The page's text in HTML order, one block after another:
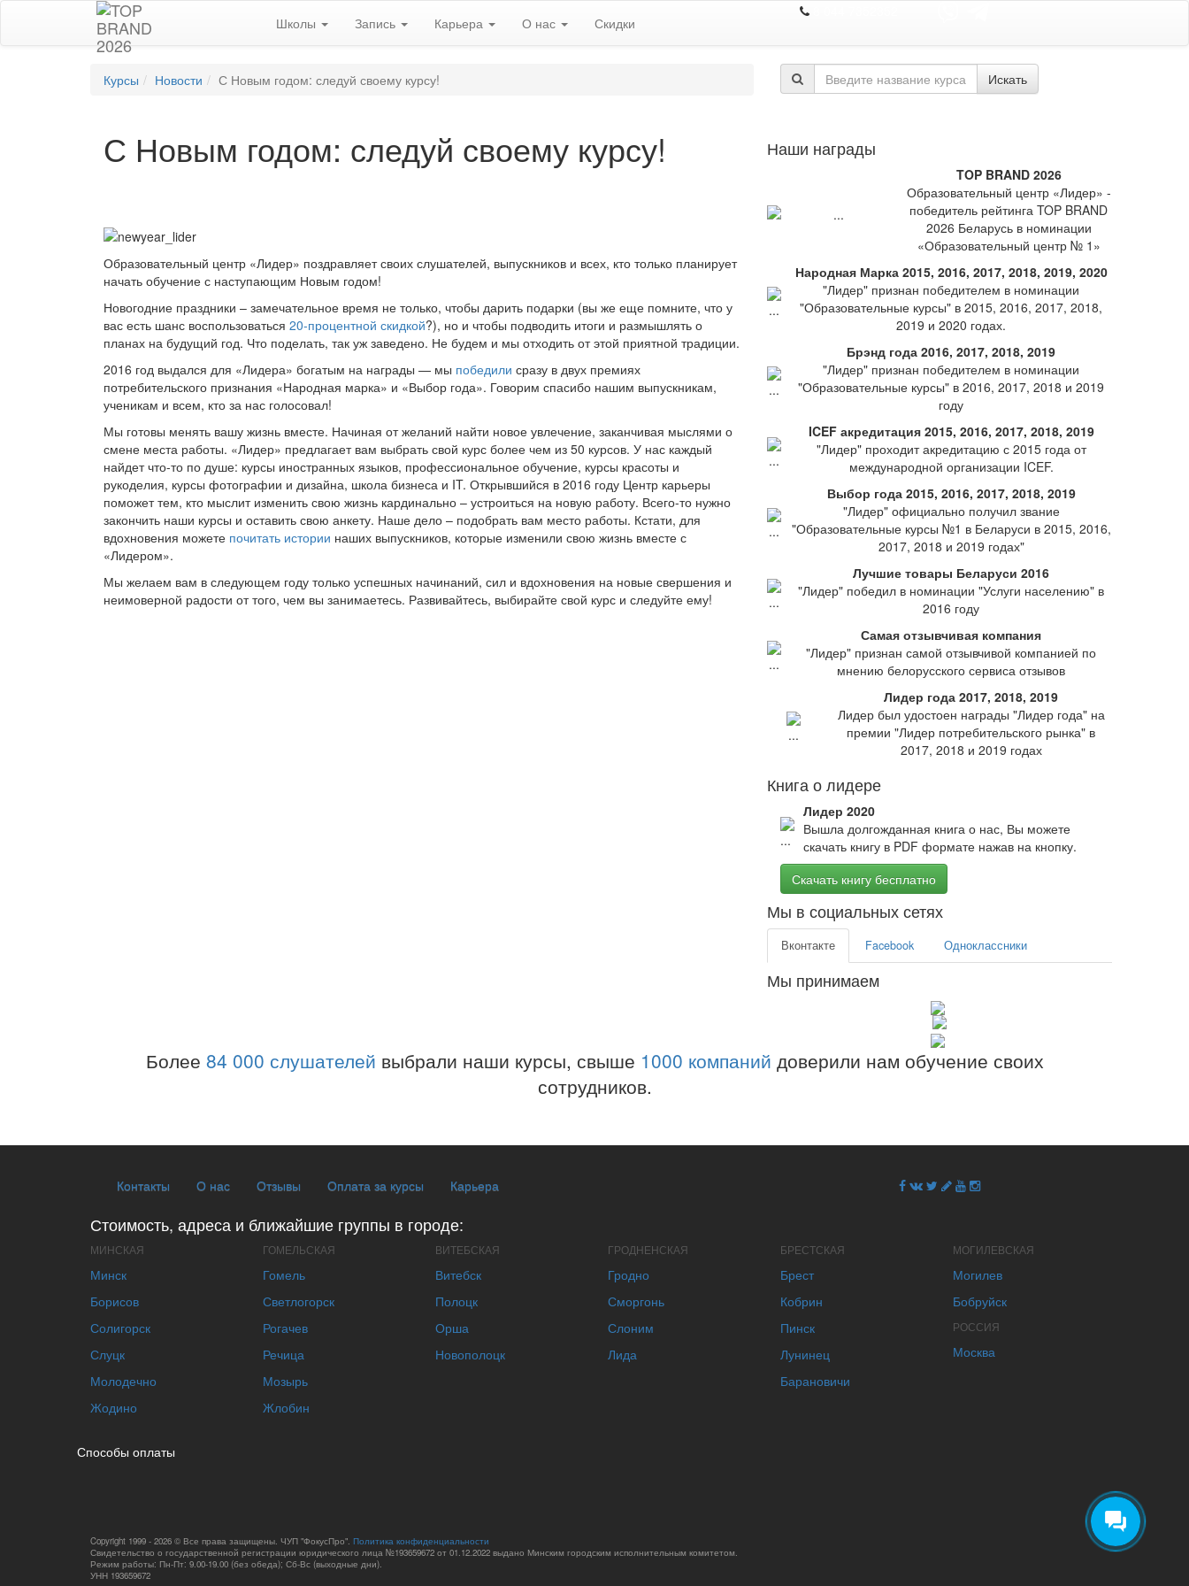
Школы Запись Карьера О нас Скидки
Курсы Новости С Новым годом: следуй своему курсу! Искать
С Новым годом: следуй своему курсу!
Образовательный центр «Лидер» поздравляет своих слушателей, выпускников и всех, кто только планирует
начать обучение с наступающим Новым годом!
Новогодние праздники – замечательное время не только, чтобы дарить подарки (вы же еще помните, что у
вас есть шанс воспользоваться 20-процентной скидкой?), но и чтобы подводить итоги и размышлять о
планах на будущий год. Что поделать, так уж заведено. Не будем и мы отходить от этой приятной традиции.
2016 год выдался для «Лидера» богатым на награды — мы победили сразу в двух премиях
потребительского признания «Народная марка» и «Выбор года». Говорим спасибо нашим выпускникам,
ученикам и всем, кто за нас голосовал!
Мы готовы менять вашу жизнь вместе. Начиная от желаний найти новое увлечение, заканчивая мыслями о
смене места работы. «Лидер» предлагает вам выбрать свой курс более чем из 50 курсов. У нас каждый
найдет что-то по душе: курсы иностранных языков, профессиональное обучение, курсы красоты и
рукоделия, курсы фотографии и дизайна, школа бизнеса и IT. Открывшийся в 2016 году Центр карьеры
поможет тем, кто мыслит изменить свою жизнь кардинально – устроиться на новую работу. Всего-то нужно
закончить наши курсы и оставить свою анкету. Наше дело – подобрать вам место работы. Кстати, для
вдохновения можете почитать истории наших выпускников, которые изменили свою жизнь вместе с
«Лидером».
Мы желаем вам в следующем году только успешных начинаний, сил и вдохновения на новые свершения и
неимоверной радости от того, чем вы занимаетесь. Развивайтесь, выбирайте свой курс и следуйте ему!
Наши награды
TOP BRAND 2026
Образовательный центр «Лидер» -
победитель рейтинга TOP BRAND
2026 Беларусь в номинации
«Образовательный центр № 1»
Народная Марка 2015, 2016, 2017, 2018, 2019, 2020
"Лидер" признан победителем в номинации
"Образовательные курсы" в 2015, 2016, 2017, 2018,
2019 и 2020 годах.
Брэнд года 2016, 2017, 2018, 2019
"Лидер" признан победителем в номинации
"Образовательные курсы" в 2016, 2017, 2018 и 2019
году
ICEF акредитация 2015, 2016, 2017, 2018, 2019
"Лидер" проходит акредитацию с 2015 года от
международной организации ICEF.
Выбор года 2015, 2016, 2017, 2018, 2019
"Лидер" официально получил звание
"Образовательные курсы №1 в Беларуси в 2015, 2016,
2017, 2018 и 2019 годах"
Лучшие товары Беларуси 2016
"Лидер" победил в номинации "Услуги населению" в
2016 году
Самая отзывчивая компания
"Лидер" признан самой отзывчивой компанией по
мнению белорусского сервиса отзывов
Лидер года 2017, 2018, 2019
Лидер был удостоен награды "Лидер года" на
премии "Лидер потребительского рынка" в
2017, 2018 и 2019 годах
Книга о лидере
Лидер 2020
Вышла долгожданная книга о нас, Вы можете
скачать книгу в PDF формате нажав на кнопку.
Скачать книгу бесплатно
Мы в социальных сетях
Вконтакте Facebook Одноклассники
Мы принимаем
Более 84 000 слушателей выбрали наши курсы, свыше 1000 компаний доверили нам обучение своих
сотрудников.
Контакты О нас Отзывы Оплата за курсы Карьера
Стоимость, адреса и ближайшие группы в городе:
МИНСКАЯ
Минск
Борисов
Солигорск
Слуцк
Молодечно
Жодино
ГОМЕЛЬСКАЯ
Гомель
Светлогорск
Рогачев
Речица
Мозырь
Жлобин
ВИТЕБСКАЯ
Витебск
Полоцк
Орша
Новополоцк
ГРОДНЕНСКАЯ
Гродно
Сморгонь
Слоним
Лида
БРЕСТСКАЯ
Брест
Кобрин
Пинск
Лунинец
Барановичи
МОГИЛЕВСКАЯ
Могилев
Бобруйск
РОССИЯ
Москва
Способы оплаты
Copyright 1999 - 2026 © Все права защищены. ЧУП "ФокусПро". Политика конфиденциальности
Свидетельство о государственной регистрации юридического лица №193659672 от 01.12.2022 выдано Минским городским исполнительным комитетом.
Режим работы: Пн-Пт: 9.00-19.00 (без обеда); Сб-Вс (выходные дни).
УНН 193659672